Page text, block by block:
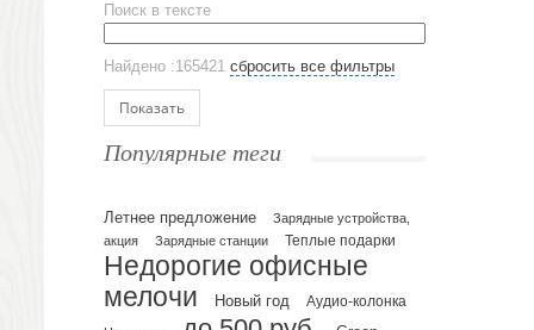
ЕВРОПОСУДА
Аксессуары
Ежедневники и блокноты
Датированные ежедневники
Планинги и телефонные книжки
Планинги датированные
Планинги недатированные
Телефонные книжки
Поиск в тексте
Найдено :165421 сбросить все фильтры
Показать
Популярные теги
Летнее предложение
Зарядные устройства,
акция
Зарядные станции Теплые подарки
Недорогие офисные
мелочи
Новый год Аудио-колонка